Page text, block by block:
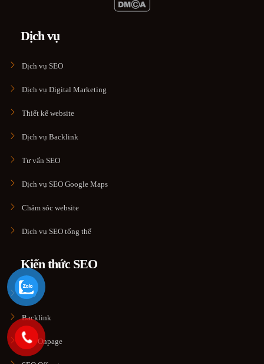
Dịch vụ
Dịch vụ SEO
Dịch vụ Digital Marketing
Thiết kế website
Dịch vụ Backlink
Tư vấn SEO
Dịch vụ SEO Google Maps
Chăm sóc website
Dịch vụ SEO tổng thể
Kiến thức SEO
SEO
Backlink
SEO Onpage